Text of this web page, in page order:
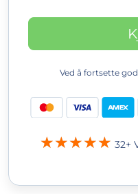
Ved å fortsette
32+